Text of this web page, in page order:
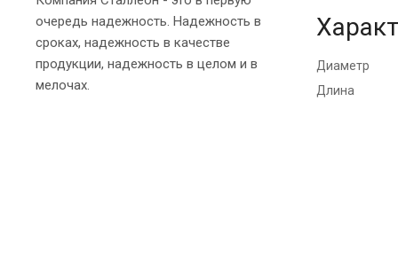
Диаметр
Длина
очередь надежность. Надежность в
сроках, надежность в качестве
продукции, надежность в целом и в
мелочах.